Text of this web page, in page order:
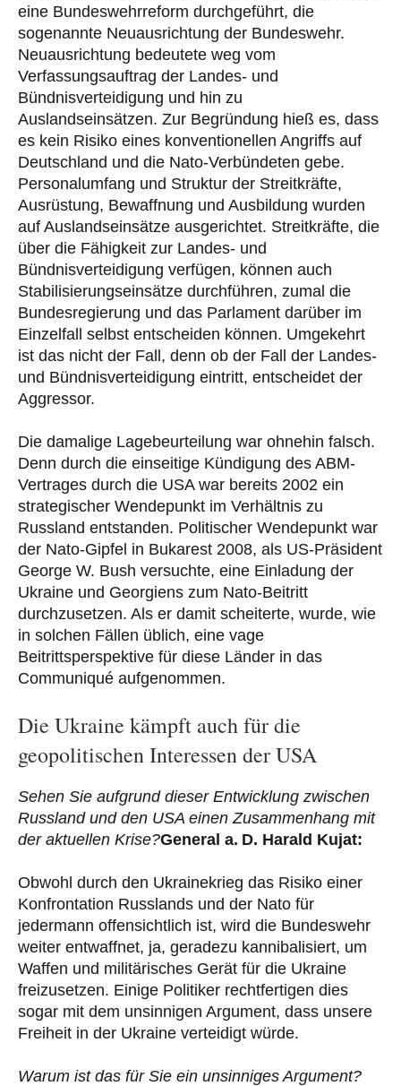
eine Bundeswehrreform durchgeführt, die
sogenannte Neuausrichtung der Bundeswehr.
Neuausrichtung bedeutete weg vom
Verfassungsauftrag der Landes- und
Bündnisverteidigung und hin zu
Auslandseinsätzen. Zur Begründung hieß es, dass
es kein Risiko eines konventionellen Angriffs auf
Deutschland und die Nato-Verbündeten gebe.
Personalumfang und Struktur der Streitkräfte,
Ausrüstung, Bewaffnung und Ausbildung wurden
auf Auslandseinsätze ausgerichtet. Streitkräfte, die
über die Fähigkeit zur Landes- und
Bündnisverteidigung verfügen, können auch
Stabilisierungseinsätze durchführen, zumal die
Bundesregierung und das Parlament darüber im
Einzelfall selbst entscheiden können. Umgekehrt
ist das nicht der Fall, denn ob der Fall der Landes-
und Bündnisverteidigung eintritt, entscheidet der
Aggressor.
Die damalige Lagebeurteilung war ohnehin falsch.
Denn durch die einseitige Kündigung des ABM-
Vertrages durch die USA war bereits 2002 ein
strategischer Wendepunkt im Verhältnis zu
Russland entstanden. Politischer Wendepunkt war
der Nato-Gipfel in Bukarest 2008, als US-Präsident
George W. Bush versuchte, eine Einladung der
Ukraine und Georgiens zum Nato-Beitritt
durchzusetzen. Als er damit scheiterte, wurde, wie
in solchen Fällen üblich, eine vage
Beitrittsperspektive für diese Länder in das
Communiqué aufgenommen.
Die Ukraine kämpft auch für die
geopolitischen Interessen der USA
Sehen Sie aufgrund dieser Entwicklung zwischen
Russland und den USA einen Zusammenhang mit
der aktuellen Krise?General a. D. Harald Kujat:
Obwohl durch den Ukrainekrieg das Risiko einer
Konfrontation Russlands und der Nato für
jedermann offensichtlich ist, wird die Bundeswehr
weiter entwaffnet, ja, geradezu kannibalisiert, um
Waffen und militärisches Gerät für die Ukraine
freizusetzen. Einige Politiker rechtfertigen dies
sogar mit dem unsinnigen Argument, dass unsere
Freiheit in der Ukraine verteidigt würde.
Warum ist das für Sie ein unsinniges Argument?